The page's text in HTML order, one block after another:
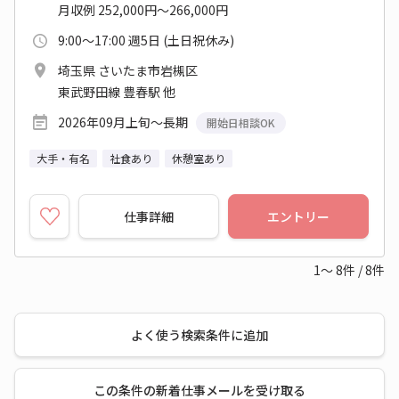
月収例 252,000円～266,000円
9:00～17:00 週5日 (土日祝休み)
埼玉県 さいたま市岩槻区
東武野田線 豊春駅 他
2026年09月上旬～長期
開始日相談OK
大手・有名 社食あり 休憩室あり
仕事詳細 エントリー
1～8件 /8件
よく使う検索条件に追加
この条件の新着仕事メールを受け取る